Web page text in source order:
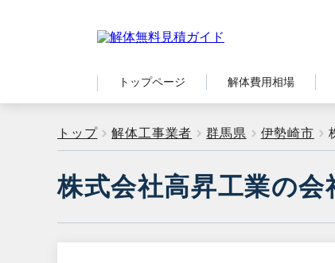
トップページ 解体費用相場
トップ 解体工事業者 群馬県 伊勢崎市
株式会社高昇工業の会